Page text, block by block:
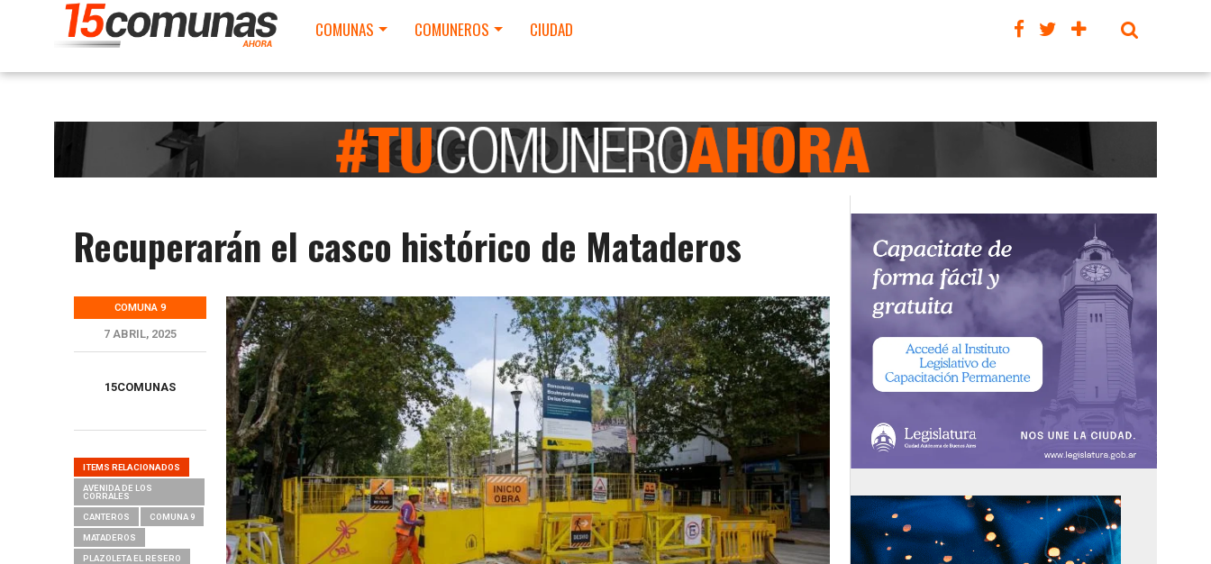
COMUNAS COMUNEROS CIUDAD
Recuperarán el casco histórico de Mataderos
COMUNA 9
7 ABRIL, 2025
15COMUNAS
ITEMS RELACIONADOS
AVENIDA DE LOS
CORRALES
CANTEROS COMUNA 9
MATADEROS
PLAZOLETA EL RESERO